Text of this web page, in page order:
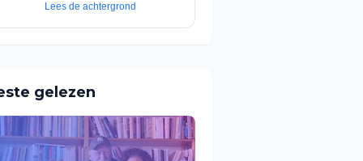
Lees de achtergrond
gelezen